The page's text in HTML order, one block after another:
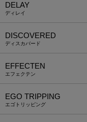
DELAY
ディレイ
DISCOVERED
ディスカバード
EFFECTEN
エフェクテン
EGO TRIPPING
エゴトリッピング